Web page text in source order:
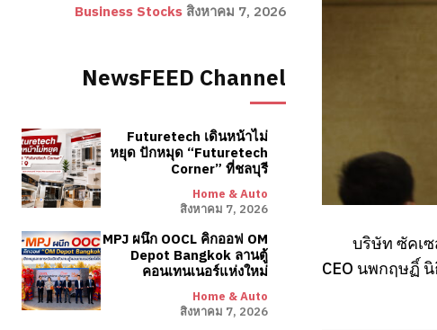
Business Stocks สิงหาคม 7, 2026
NewsFEED Channel
Futuretech เดินหน้าไม่
หยุด ปักหมุด “Futuretech
Corner” ที่ชลบุรี
Home & Auto
สิงหาคม 7, 2026
MPJ ผนึก OOCL คิกออฟ OM
Depot Bangkok ลานตู้
คอนเทนเนอร์แห่งใหม่
Home & Auto
สิงหาคม 7, 2026
บริษัท ซัคเ
CEO นพกฤษฏิ์